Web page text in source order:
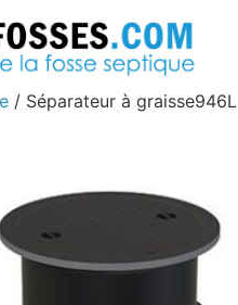
/ Séparateur à graisse946L